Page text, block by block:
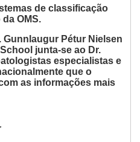
de classificação
OMS.
Gunnlaugur Pétur Nielsen
junta-se ao Dr.
especialistas e
que o
as informações mais